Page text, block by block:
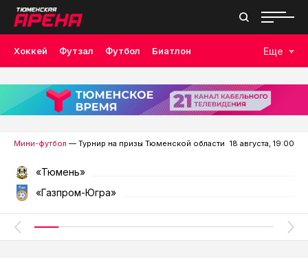
Хоккей Футзал Футбол Биатлон
Лыжные гонки Волейбол Плавание Дзюдо
Скалолазание Велоспорт Бокс
Еще
Мини-футбол — Турнир на призы Тюменской области 18 августа, 19:00
«Тюмень»
«Газпром-Югра»